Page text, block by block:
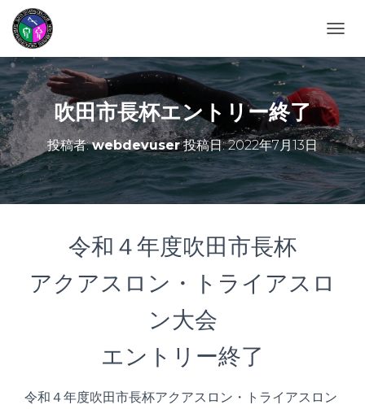
吹田市長杯エントリー終了
投稿者:webdevuser投稿日:2022年7月13日
令和４年度吹田市長杯
アクアスロン・トライアスロ
ン大会
エントリー終了
令和４年度吹田市長杯アクアスロン・トライアスロン